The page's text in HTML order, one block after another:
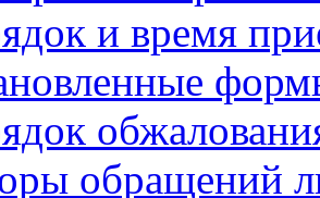
и время
обращений